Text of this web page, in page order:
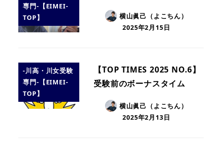
専門-【EIMEI-
TOP】
横山眞己（よこちん）
2025年2月15日
-川高・川女受験
専門-【EIMEI-
TOP】
【TOP TIMES 2025 NO.6】
受験前のボーナスタイム
横山眞己（よこちん）
2025年2月13日